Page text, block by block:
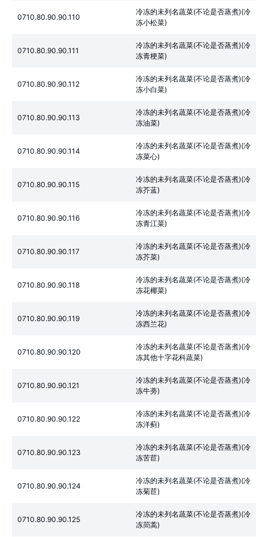
0710.80.90.90.110
冷冻的未列名蔬菜(不论是否蒸煮)(冷
冻小松菜)
0710.80.90.90.111
冷冻的未列名蔬菜(不论是否蒸煮)(冷
冻青梗菜)
0710.80.90.90.112
冷冻的未列名蔬菜(不论是否蒸煮)(冷
冻小白菜)
0710.80.90.90.113
冷冻的未列名蔬菜(不论是否蒸煮)(冷
冻油菜)
0710.80.90.90.114
冷冻的未列名蔬菜(不论是否蒸煮)(冷
冻菜心)
0710.80.90.90.115
冷冻的未列名蔬菜(不论是否蒸煮)(冷
冻芥蓝)
0710.80.90.90.116
冷冻的未列名蔬菜(不论是否蒸煮)(冷
冻青江菜)
0710.80.90.90.117
冷冻的未列名蔬菜(不论是否蒸煮)(冷
冻芥菜)
0710.80.90.90.118
冷冻的未列名蔬菜(不论是否蒸煮)(冷
冻花椰菜)
0710.80.90.90.119
冷冻的未列名蔬菜(不论是否蒸煮)(冷
冻西兰花)
0710.80.90.90.120
冷冻的未列名蔬菜(不论是否蒸煮)(冷
冻其他十字花科蔬菜)
0710.80.90.90.121
冷冻的未列名蔬菜(不论是否蒸煮)(冷
冻牛蒡)
0710.80.90.90.122
冷冻的未列名蔬菜(不论是否蒸煮)(冷
冻洋蓟)
0710.80.90.90.123
冷冻的未列名蔬菜(不论是否蒸煮)(冷
冻苦苣)
0710.80.90.90.124
冷冻的未列名蔬菜(不论是否蒸煮)(冷
冻菊苣)
0710.80.90.90.125
冷冻的未列名蔬菜(不论是否蒸煮)(冷
冻茼蒿)